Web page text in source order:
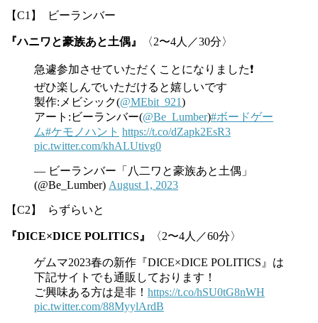
【C1】 ビーランバー
『ハニワと豪族あと土偶』 〈2〜4人／30分〉
急遽参加させていただくことになりました❗
ぜひ楽しんでいただけると嬉しいです
製作:メビシック(@MEbit_921)
アート:ビーランバー(@Be_Lumber)#ボードゲー
ム#ケモノハント https://t.co/dZapk2EsR3
pic.twitter.com/khALUtivg0
— ビーランバー「八二ワと豪族あと土偶」
(@Be_Lumber) August 1, 2023
【C2】 らずらいと
『DICE×DICE POLITICS』 〈2〜4人／60分〉
ゲムマ2023春の新作『DICE×DICE POLITICS』は
下記サイトでも通販しております！
ご興味ある方は是非！ https://t.co/hSU0tG8nWH
pic.twitter.com/88MyylArdB